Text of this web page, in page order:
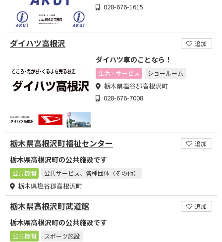
028-676-1615
ダイハツ高根沢 追加
ダイハツ車のことなら！
生活・サービス ショールーム
栃木県塩谷郡高根沢町
028-676-7008
栃木県高根沢町福祉センター 追加
栃木県高根沢町の公共施設です
公共機関 公共サービス、各種団体（その他）
栃木県塩谷郡高根沢町
栃木県高根沢町武道館 追加
栃木県高根沢町の公共施設です
公共機関 スポーツ施設